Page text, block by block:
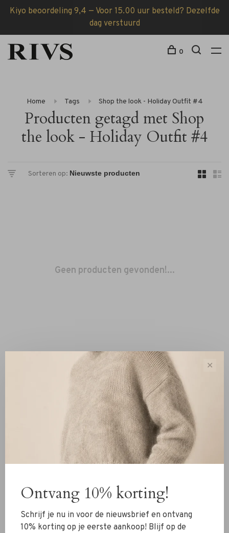
Kiyo beoordeling 9,4 — Voor 15.00 uur besteld? Dezelfde
dag verstuurd
0
Home Tags Shop the look - Holiday Outfit #4
Producten getagd met Shop
the look - Holiday Outfit #4
Sorteren op:
Geen producten gevonden!...
Toon 1 - 0 van 0
Schoenen
Sieraden
Accessoires
✕
Ontvang 10% korting!
Schrijf je nu in voor de nieuwsbrief en ontvang
10% korting op je eerste aankoop! Blijf op de